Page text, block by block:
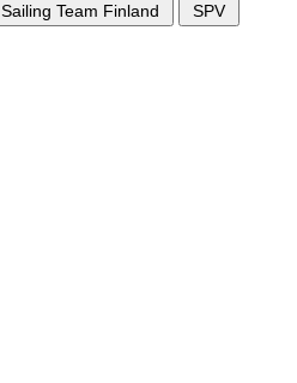
Sailing Team Finland
SPV